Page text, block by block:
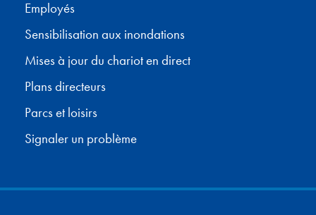
Employés
Sensibilisation aux inondations
Mises à jour du chariot en direct
Plans directeurs
Parcs et loisirs
Signaler un problème